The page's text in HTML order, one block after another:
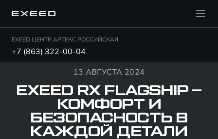
EXEED ЦЕНТР АРТЕКС РОССИЙСКАЯ
+7 (863) 322-00-04
13 АВГУСТА 2024
EXEED RX FLAGSHIP –
КОМФОРТ И
БЕЗОПАСНОСТЬ В
КАЖДОЙ ДЕТАЛИ